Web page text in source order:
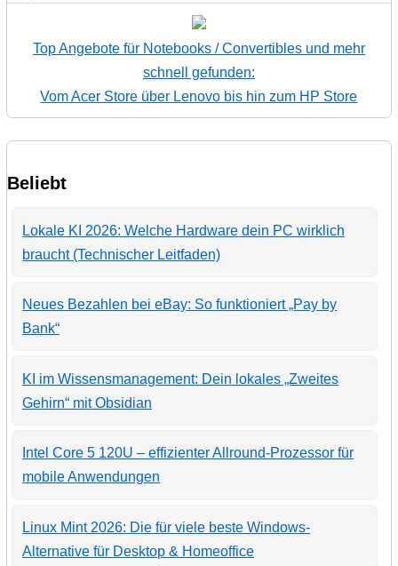
Top Angebote für Notebooks / Convertibles und mehr
schnell gefunden:
Vom Acer Store über Lenovo bis hin zum HP Store
Beliebt
Lokale KI 2026: Welche Hardware dein PC wirklich
braucht (Technischer Leitfaden)
Neues Bezahlen bei eBay: So funktioniert „Pay by
Bank“
KI im Wissensmanagement: Dein lokales „Zweites
Gehirn“ mit Obsidian
Intel Core 5 120U – effizienter Allround-Prozessor für
mobile Anwendungen
Linux Mint 2026: Die für viele beste Windows-
Alternative für Desktop & Homeoffice